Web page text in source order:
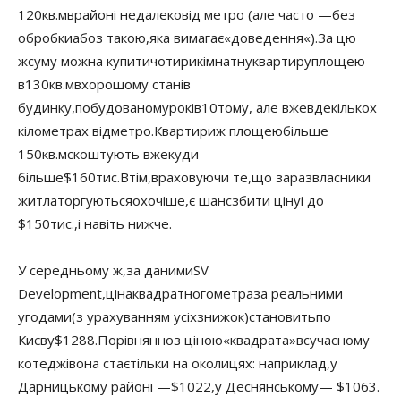
120кв.мврайоні недалековід метро (але часто —без
обробкиабоз такою,яка вимагає«доведення«).За цю
жсуму можна купитичотирикімнатнуквартируплощею
в130кв.мвхорошому станів
будинку,побудованомуроків10тому, але вжевдекількох
кілометрах відметро.Квартириж площеюбільше
150кв.мскоштують вжекуди
більше$160тис.Втім,враховуючи те,що заразвласники
житлаторгуютьсяохочіше,є шансзбити цінуі до
$150тис.,і навіть нижче.
У середньому ж,за данимиSV
Development,цінаквадратногометраза реальними
угодами(з урахуванням усіхзнижок)становитьпо
Києву$1288.Порівнянноз ціною«квадрата»всучасному
котеджівона стаєтільки на околицях: наприклад,у
Дарницькому районі —$1022,у Деснянському— $1063.